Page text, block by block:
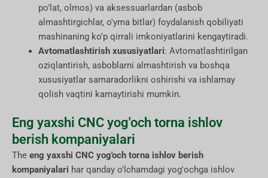
po'lat, olmos) va aksessuarlardan (asbob
almashtirgichlar, o'yma bitlar) foydalanish qobiliyati
mashinaning ko'p qirrali imkoniyatlarini kengaytiradi.
Avtomatlashtirish xususiyatlari: Avtomatlashtirilgan
oziqlantirish, asboblarni almashtirish va boshqa
xususiyatlar samaradorlikni oshirishi va ishlamay
qolish vaqtini kamaytirishi mumkin.
Eng yaxshi CNC yog'och torna ishlov
berish kompaniyalari
The eng yaxshi CNC yog'och torna ishlov berish
kompaniyalari har qanday o'lchamdagi yog'ochga ishlov